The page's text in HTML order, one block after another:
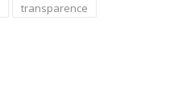
transparence